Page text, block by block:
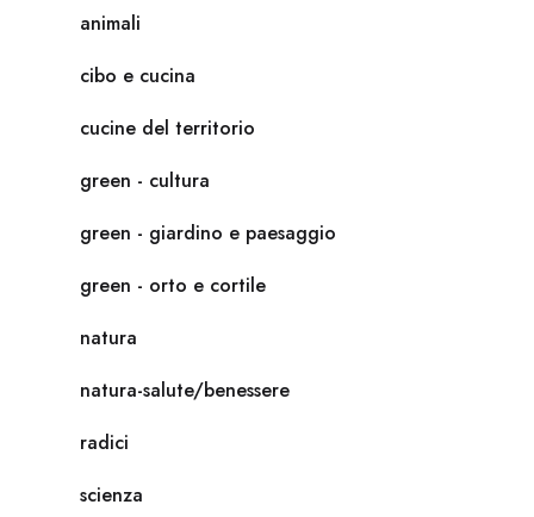
animali
cibo e cucina
cucine del territorio
green - cultura
green - giardino e paesaggio
green - orto e cortile
natura
natura-salute/benessere
radici
scienza